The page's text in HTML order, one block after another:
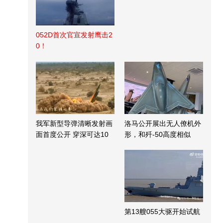
052D首次官宣发射鹰击2
0！
我军新型导弹清晰发射画
面首度公开 穿深可达10
洛马公开展出无人僚机外
形，和歼-50高度相似
第13艘055大驱开始试航